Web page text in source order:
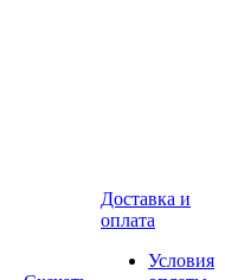
Доставка и
оплата
Условия